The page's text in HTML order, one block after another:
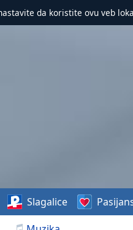
da koristite ovu veb
Slagalice